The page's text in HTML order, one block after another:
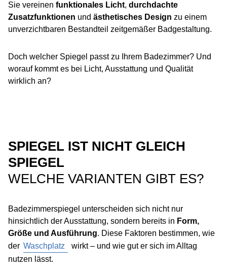
Sie vereinen funktionales Licht, durchdachte
Zusatzfunktionen und ästhetisches Design zu einem
unverzichtbaren Bestandteil zeitgemäßer Badgestaltung.
Doch welcher Spiegel passt zu Ihrem Badezimmer? Und
worauf kommt es bei Licht, Ausstattung und Qualität
wirklich an?
SPIEGEL IST NICHT GLEICH
SPIEGEL
WELCHE VARIANTEN GIBT ES?
Badezimmerspiegel unterscheiden sich nicht nur
hinsichtlich der Ausstattung, sondern bereits in Form,
Größe und Ausführung. Diese Faktoren bestimmen, wie
der Waschplatz
wirkt – und wie gut er sich im Alltag
nutzen lässt.